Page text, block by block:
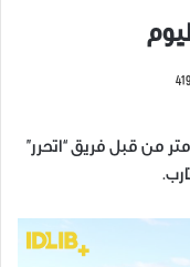
419
رُفِعَ علمُ الثورة اليوم، على سارية ارتفاعها 17 متر من قبل فريق “اتحرر”